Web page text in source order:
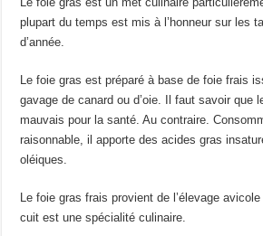
plupart du temps est mis à l’honneur sur les
d’année.
Le foie gras est préparé à base de foie frais
gavage de canard ou d’oie. Il faut savoir que
mauvais pour la santé. Au contraire.
raisonnable, il apporte des acides gras
oléiques.
Le foie gras frais provient de l’élevage
cuit est une spécialité culinaire.